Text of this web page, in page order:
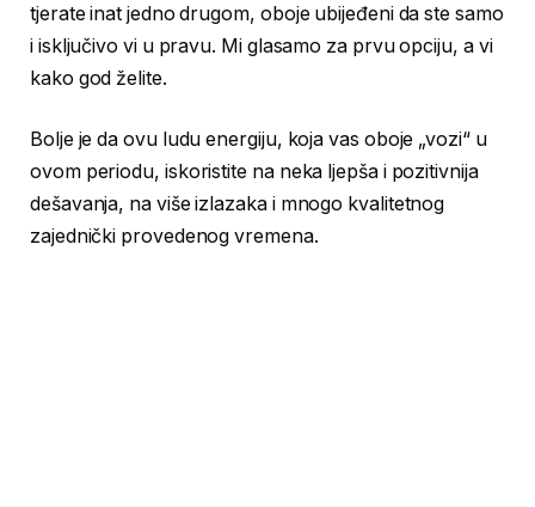
tjerate inat jedno drugom, oboje ubijeđeni da ste samo
i isključivo vi u pravu. Mi glasamo za prvu opciju, a vi
kako god želite.
Bolje je da ovu ludu energiju, koja vas oboje „vozi“ u
ovom periodu, iskoristite na neka ljepša i pozitivnija
dešavanja, na više izlazaka i mnogo kvalitetnog
zajednički provedenog vremena.